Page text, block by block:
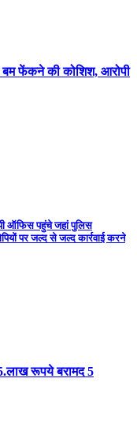
बम फेंकने की कोशिश, आरोपी
ऑफिस पहुंचे जहां पुलिस
पर जल्द से जल्द कार्रवाई करने
रूपये बरामद 5